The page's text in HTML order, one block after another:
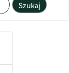
Szukaj